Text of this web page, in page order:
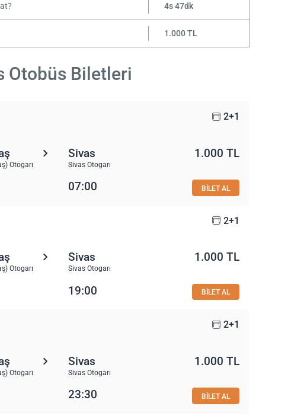
4s 47dk
1.000 TL
Otobüs Biletleri
2+1
Otogarı
Sivas
Sivas Otogarı
1.000 TL
07:00 BİLET AL
2+1
Otogarı
Sivas
Sivas Otogarı
1.000 TL
19:00 BİLET AL
2+1
Otogarı
Sivas
Sivas Otogarı
1.000 TL
23:30 BİLET AL